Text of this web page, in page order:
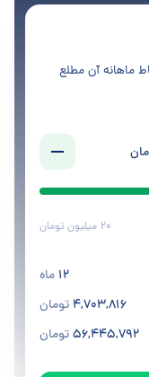
ماهانه آن مطلع
20 میلیون تومان
12 ماه
4,703,816 تومان
56,445,792تومان